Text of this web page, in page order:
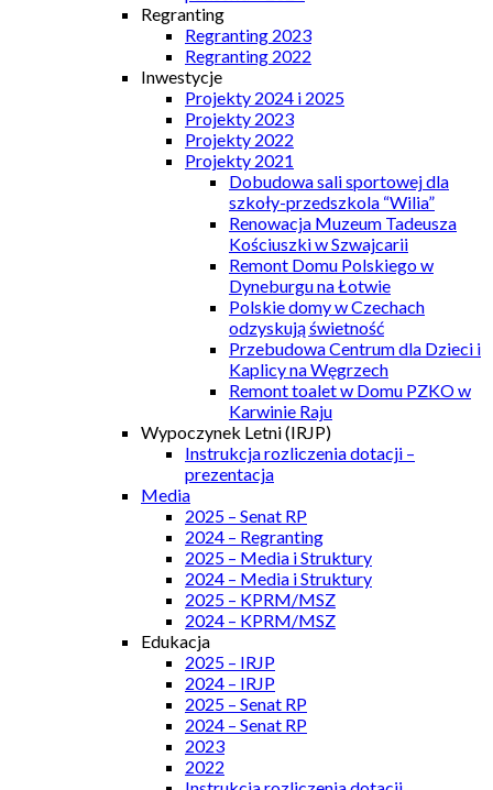
Regranting
Regranting 2023
Regranting 2022
Inwestycje
Projekty 2024 i 2025
Projekty 2023
Projekty 2022
Projekty 2021
Dobudowa sali sportowej dla
szkoły-przedszkola “Wilia”
Renowacja Muzeum Tadeusza
Kościuszki w Szwajcarii
Remont Domu Polskiego w
Dyneburgu na Łotwie
Polskie domy w Czechach
odzyskują świetność
Przebudowa Centrum dla Dzieci i
Kaplicy na Węgrzech
Remont toalet w Domu PZKO w
Karwinie Raju
Wypoczynek Letni (IRJP)
Instrukcja rozliczenia dotacji –
prezentacja
Media
2025 – Senat RP
2024 – Regranting
2025 – Media i Struktury
2024 – Media i Struktury
2025 – KPRM/MSZ
2024 – KPRM/MSZ
Edukacja
2025 – IRJP
2024 – IRJP
2025 – Senat RP
2024 – Senat RP
2023
2022